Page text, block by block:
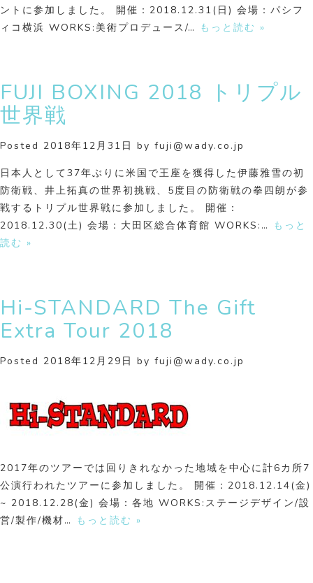
ントに参加しました。 開催：2018.12.31(日) 会場：パシフ
ィコ横浜 WORKS:美術プロデュース/… もっと読む »
FUJI BOXING 2018 トリプル
世界戦
Posted 2018年12月31日 by fuji@wady.co.jp
日本人として37年ぶりに米国で王座を獲得した伊藤雅雪の初
防衛戦、井上拓真の世界初挑戦、5度目の防衛戦の拳四朗が参
戦するトリプル世界戦に参加しました。 開催：
2018.12.30(土) 会場：大田区総合体育館 WORKS:… もっと
読む »
Hi-STANDARD The Gift
Extra Tour 2018
Posted 2018年12月29日 by fuji@wady.co.jp
2017年のツアーでは回りきれなかった地域を中心に計6カ所7
公演行われたツアーに参加しました。 開催：2018.12.14(金)
~ 2018.12.28(金) 会場：各地 WORKS:ステージデザイン/設
営/製作/機材… もっと読む »